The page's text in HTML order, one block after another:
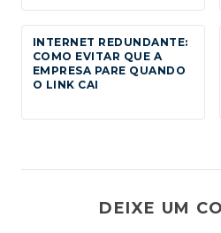
INTERNET REDUNDANTE:
COMO EVITAR QUE A
EMPRESA PARE QUANDO
O LINK CAI
DEIXE UM